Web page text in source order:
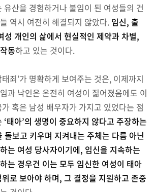
유산을 경험하거나 불임이 된 여성들의 건
역시 여전히 해결되지 않았다. 임신, 출
성 개인의 삶에서 현실적인 제약과 차별,
동하고 있는 것이다.
죄’가 명확하게 보여주는 것은, 이제까지
과 낙인은 온전히 여성이 짊어졌음에도 이
혹은 남성 배우자가 가지고 있었다는 점
‘태아’의 생명이 중요하지 않다고 주장하는
돌보고 키우며 지켜내는 주체는 다름 아닌
는 여성 당사자이기에, 임신을 지속하는
는 경우건 이는 모두 임신한 여성이 태아
로 보아야 하며, 그 결정을 지원하고 존중